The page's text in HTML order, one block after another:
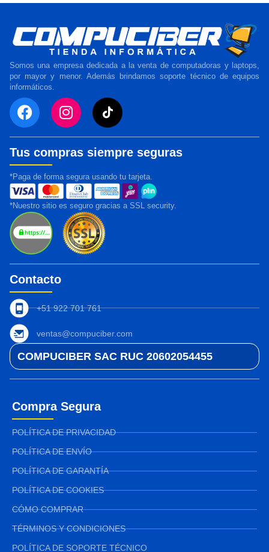
Somos una empresa dedicada a la venta de computadoras y laptops,
por mayor y menor. Además brindamos soporte técnico de equipos
informáticos.
Tus compras siempre seguras
*Paga de forma segura usando tu tarjeta.
*Nuestro sitio es seguro gracias a SSL security.
Contacto
+51 922 701 761
ventas@compuciber.com
COMPUCIBER SAC RUC 20602054455
Compra Segura
POLÍTICA DE PRIVACIDAD
POLÍTICA DE ENVÍO
POLÍTICA DE GARANTÍA
POLÍTICA DE COOKIES
CÓMO COMPRAR
TÉRMINOS Y CONDICIONES
POLÍTICA DE SOPORTE TÉCNICO